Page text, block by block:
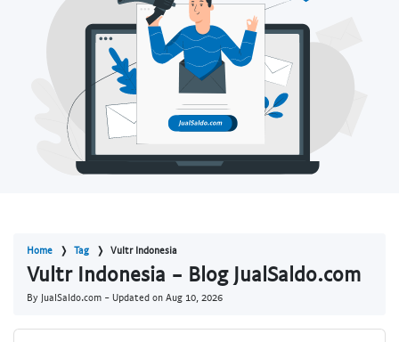
Home Tag Vultr Indonesia
Vultr Indonesia - Blog JualSaldo.com
By JualSaldo.com - Updated on Aug 10, 2026